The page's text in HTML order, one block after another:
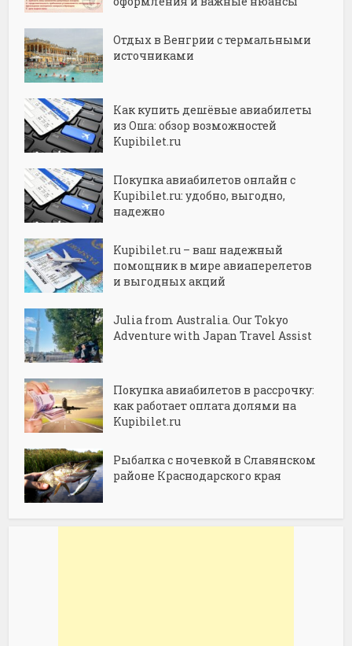
Отдых в Венгрии с термальными
источниками
Как купить дешёвые авиабилеты
из Оша: обзор возможностей
Kupibilet.ru
Покупка авиабилетов онлайн с
Kupibilet.ru: удобно, выгодно,
надежно
Kupibilet.ru – ваш надежный
помощник в мире авиаперелетов
и выгодных акций
Julia from Australia. Our Tokyo
Adventure with Japan Travel Assist
Покупка авиабилетов в рассрочку:
как работает оплата долями на
Kupibilet.ru
Рыбалка с ночевкой в Славянском
районе Краснодарского края